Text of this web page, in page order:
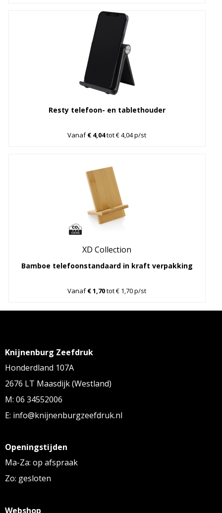
Resty telefoon- en tablethouder
Vanaf€ 4,04tot € 4,04 p/st
XD Collection
Bamboe telefoonstandaard in kraft verpakking
Vanaf€ 1,70tot € 1,70 p/st
Knijnenburg Zeefdruk
Honderdland 107A
2676 LT Maasdijk (Westland)
M: 06 34552006
E: info@knijnenburgzeefdruk.nl
Openingstijden
Ma-Za: op afspraak
Zo: gesloten
Webshop